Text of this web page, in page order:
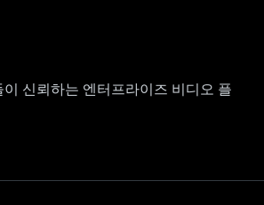
신뢰하는 엔터프라이즈 비디오 플